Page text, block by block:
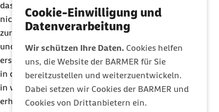
Cookie-Einwilligung und
Datenverarbeitung
Wir schützen Ihre Daten. Cookies helfen
uns, die Website der BARMER für Sie
bereitzustellen und weiterzuentwickeln.
Dabei setzen wir Cookies der BARMER und
Cookies von Drittanbietern ein.
das bei der Verteilung zusätzlicher Finanzmittel
nicht ausschließlich auf vorhandene Kapazitäten
zurückgreift, sondern sich am Bevölkerungsbedarf
und der Erreichbarkeit orientiert. Dieses Modell
erscheint am wenigsten manipulationsanfällig, da
in diesem Fall nicht die Krankenhäuser festlegen,
in welcher Größenordnung sie Zuweisungen
erhalten. Auch für geburtshilfliche Abteilungen